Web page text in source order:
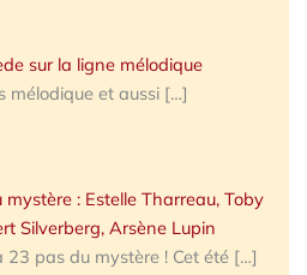
sur la ligne mélodique
mélodique et aussi […]
: Estelle Tharreau, Toby
Silverberg, Arsène Lupin
23 pas du mystère ! Cet été […]